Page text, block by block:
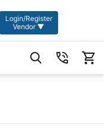
Login/Register
Vendor ▼